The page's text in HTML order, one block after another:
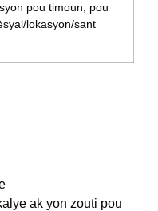
pou timoun, pou
lokasyon/sant
ak yon zouti pou